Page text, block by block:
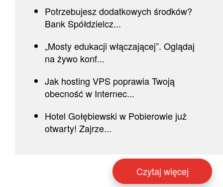
Potrzebujesz dodatkowych środków?
Bank Spółdzielcz...
„Mosty edukacji włączającej”. Oglądaj
na żywo konf...
Jak hosting VPS poprawia Twoją
obecność w Internec...
Hotel Gołębiewski w Pobierowie już
otwarty! Zajrze...
Czytaj więcej